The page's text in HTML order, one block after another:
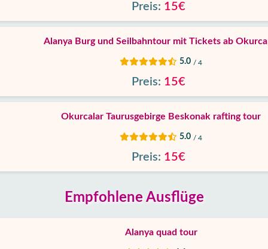
Preis: 15€
Alanya Burg und Seilbahntour mit Tickets ab
5.0 / 4
Preis: 15€
Okurcalar Taurusgebirge Beskonak rafting tour
5.0 / 4
Preis: 15€
Empfohlene Ausflüge
Alanya quad tour